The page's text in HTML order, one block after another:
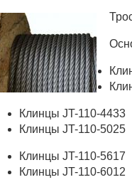
Клинцы JT-110-4433
Клинцы JT-110-5025
Клинцы JT-110-5617
Клинцы JT-110-6012